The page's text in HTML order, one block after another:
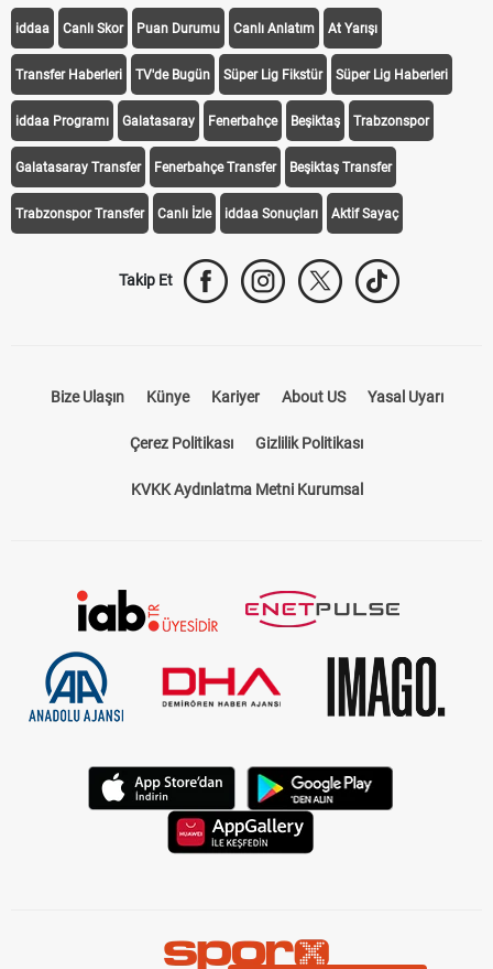
iddaa Canlı Skor Puan Durumu Canlı Anlatım At Yarışı
Transfer Haberleri TV'de Bugün Süper Lig Fikstür Süper Lig Haberleri
iddaa Programı Galatasaray Fenerbahçe Beşiktaş Trabzonspor
Galatasaray Transfer Fenerbahçe Transfer Beşiktaş Transfer
Trabzonspor Transfer Canlı İzle iddaa Sonuçları Aktif Sayaç
Takip Et
Bize Ulaşın Künye Kariyer About US Yasal Uyarı
Çerez Politikası Gizlilik Politikası
KVKK Aydınlatma Metni Kurumsal